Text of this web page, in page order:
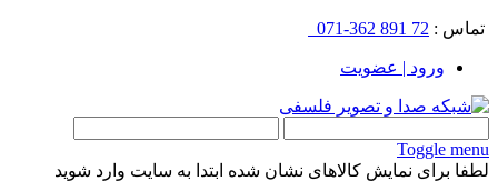
تماس : 72 891 362-071
ورود | عضویت
Toggle menu
لطفا برای نمایش کالاهای نشان شده ابتدا به سایت وارد شوید